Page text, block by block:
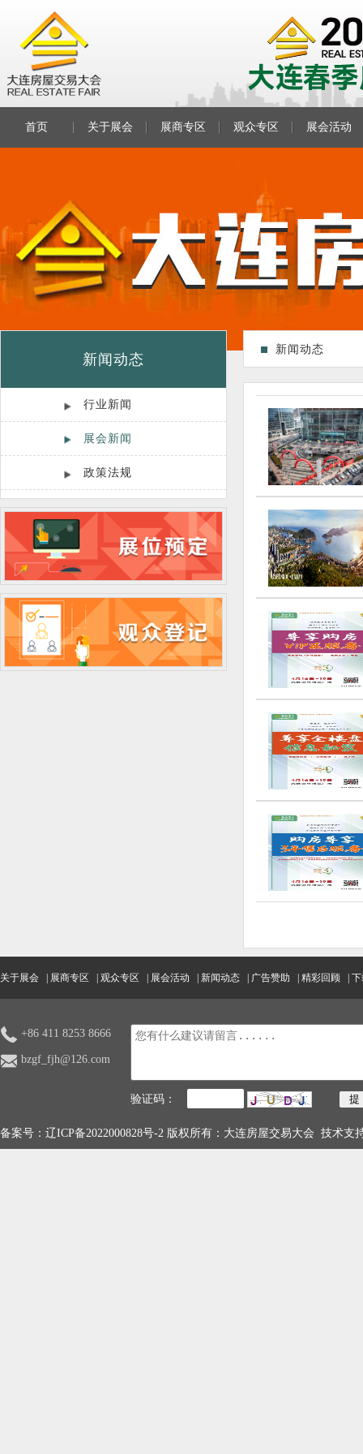
首页 关于展会 展商专区 观众专区 展会活动
新闻动态
行业新闻
展会新闻
政策法规
新闻动态
关于展会 展商专区 观众专区 展会活动 新闻动态 广告赞助 精彩回顾
+86 411 8253 8666
bzgf_fjh@126.com
验证码：
备案号： 辽ICP备2022000828号-2 版权所有：大连房屋交易大会 技术支